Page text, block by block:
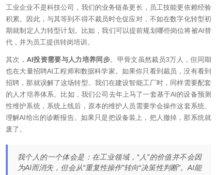
工业企业不是科技公司，我们的业务链条更长，员工技能更依赖经验
积累。因此，与其等到不得不裁员时仓促应对，不如在数字化转型初
期就制定人力转型计划。比如，我们可以提前规划哪些岗位将被AI替
代，并为员工提供转岗培训。
其次， AI投资需要与人力培养同步。甲骨文虽然裁员3万人，但同期
也在大量招聘AI工程师和数据科学家。如果你只看到裁员，没有看到
招聘，那就误解了这场转型。我们在建设智能工厂时，同样需要配套
的人才培养体系。比如，我们公司去年上马了一套基于AI的设备预测
性维护系统，系统上线后，原本的维护人员需要学会操作这套系统、
理解AI给出的诊断报告。如果只是把设备装上，把人撤掉，那系统就
废了。
我个人的一个体会是：在工业领域，“人”的价值并不会因
为AI而消失，但会从“重复性操作”转向“决策性判断”。AI能